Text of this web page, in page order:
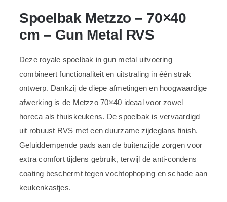
Spoelbak Metzzo – 70×40
cm – Gun Metal RVS
Deze royale spoelbak in gun metal uitvoering
combineert functionaliteit en uitstraling in één strak
ontwerp. Dankzij de diepe afmetingen en hoogwaardige
afwerking is de Metzzo 70×40 ideaal voor zowel
horeca als thuiskeukens. De spoelbak is vervaardigd
uit robuust RVS met een duurzame zijdeglans finish.
Geluiddempende pads aan de buitenzijde zorgen voor
extra comfort tijdens gebruik, terwijl de anti-condens
coating beschermt tegen vochtophoping en schade aan
keukenkastjes.